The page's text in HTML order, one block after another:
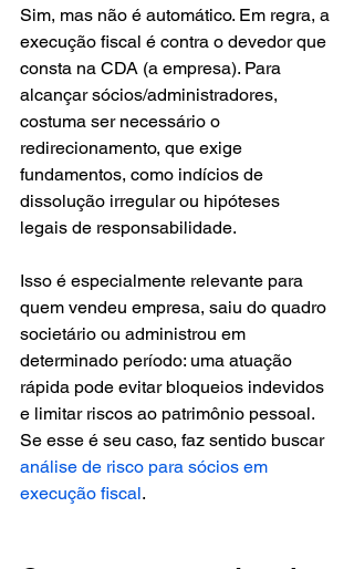
Sim, mas não é automático. Em regra, a
execução fiscal é contra o devedor que
consta na CDA (a empresa). Para
alcançar sócios/administradores,
costuma ser necessário o
redirecionamento, que exige
fundamentos, como indícios de
dissolução irregular ou hipóteses
legais de responsabilidade.
Isso é especialmente relevante para
quem vendeu empresa, saiu do quadro
societário ou administrou em
determinado período: uma atuação
rápida pode evitar bloqueios indevidos
e limitar riscos ao patrimônio pessoal.
Se esse é seu caso, faz sentido buscar
análise de risco para sócios em
execução fiscal.